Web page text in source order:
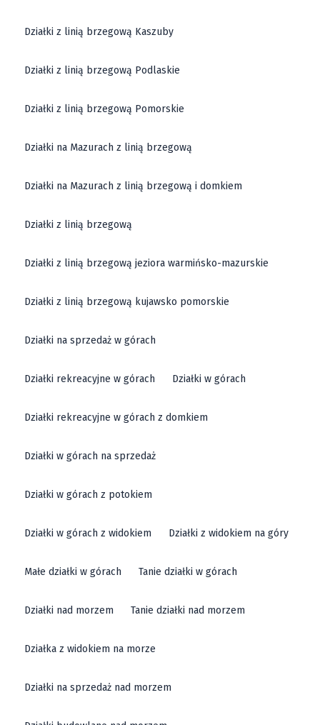
Działki z linią brzegową Kaszuby
Działki z linią brzegową Podlaskie
Działki z linią brzegową Pomorskie
Działki na Mazurach z linią brzegową
Działki na Mazurach z linią brzegową i domkiem
Działki z linią brzegową
Działki z linią brzegową jeziora warmińsko-mazurskie
Działki z linią brzegową kujawsko pomorskie
Działki na sprzedaż w górach
Działki rekreacyjne w górach Działki w górach
Działki rekreacyjne w górach z domkiem
Działki w górach na sprzedaż
Działki w górach z potokiem
Działki w górach z widokiem Działki z widokiem na góry
Małe działki w górach Tanie działki w górach
Działki nad morzem Tanie działki nad morzem
Działka z widokiem na morze
Działki na sprzedaż nad morzem